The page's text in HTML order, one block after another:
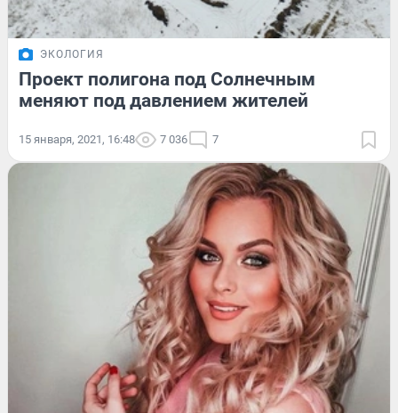
ЭКОЛОГИЯ
Проект полигона под Солнечным
меняют под давлением жителей
15 января, 2021, 16:48 7 036 7